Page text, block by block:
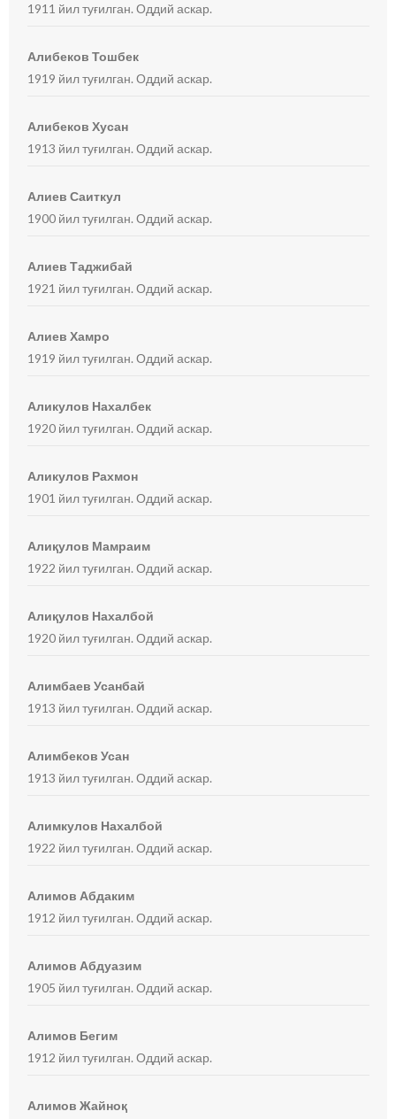
1911 йил туғилган. Оддий аскар.
Алибеков Тошбек
1919 йил туғилган. Оддий аскар.
Алибеков Хусан
1913 йил туғилган. Оддий аскар.
Алиев Саиткул
1900 йил туғилган. Оддий аскар.
Алиев Таджибай
1921 йил туғилган. Оддий аскар.
Алиев Хамро
1919 йил туғилган. Оддий аскар.
Аликулов Нахалбек
1920 йил туғилган. Оддий аскар.
Аликулов Рахмон
1901 йил туғилган. Оддий аскар.
Алиқулов Мамраим
1922 йил туғилган. Оддий аскар.
Алиқулов Нахалбой
1920 йил туғилган. Оддий аскар.
Алимбаев Усанбай
1913 йил туғилган. Оддий аскар.
Алимбеков Усан
1913 йил туғилган. Оддий аскар.
Алимкулов Нахалбой
1922 йил туғилган. Оддий аскар.
Алимов Абдаким
1912 йил туғилган. Оддий аскар.
Алимов Абдуазим
1905 йил туғилган. Оддий аскар.
Алимов Бегим
1912 йил туғилган. Оддий аскар.
Алимов Жайноқ